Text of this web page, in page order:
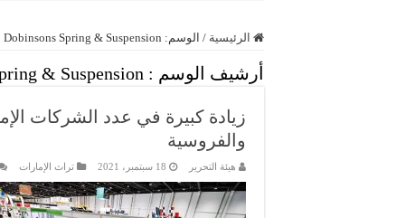
الرئيسية / الوسم: Dobinsons Spring & Suspension
أرشيف الوسم : & Suspension
زيادة كبيرة في عدد الشركات
والفروسية
هيئة التحرير 18 سبتمبر، 2021 تراث الإمارات